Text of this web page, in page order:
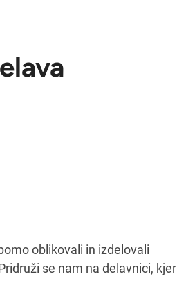
oblikovali in izdelovali
se nam na delavnici, kjer